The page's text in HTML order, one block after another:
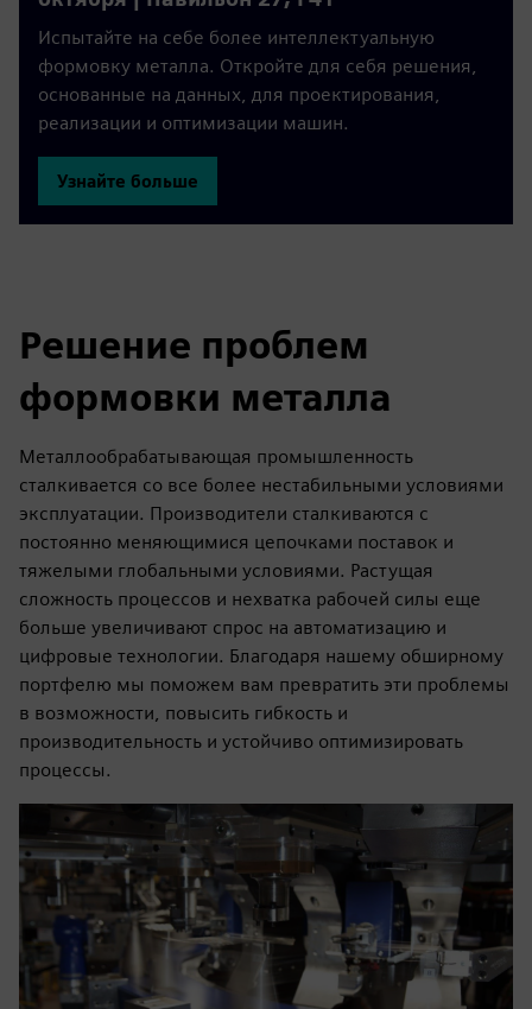
Испытайте на себе более интеллектуальную
формовку металла. Откройте для себя решения,
основанные на данных, для проектирования,
реализации и оптимизации машин.
Узнайте больше
Решение проблем
формовки металла
Металлообрабатывающая промышленность
сталкивается со все более нестабильными условиями
эксплуатации. Производители сталкиваются с
постоянно меняющимися цепочками поставок и
тяжелыми глобальными условиями. Растущая
сложность процессов и нехватка рабочей силы еще
больше увеличивают спрос на автоматизацию и
цифровые технологии. Благодаря нашему обширному
портфелю мы поможем вам превратить эти проблемы
в возможности, повысить гибкость и
производительность и устойчиво оптимизировать
процессы.